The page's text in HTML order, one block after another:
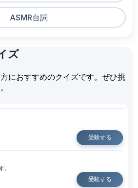
ASMR台詞
ズ
におすすめのクイズです。ぜひ挑
受験する
。
受験する